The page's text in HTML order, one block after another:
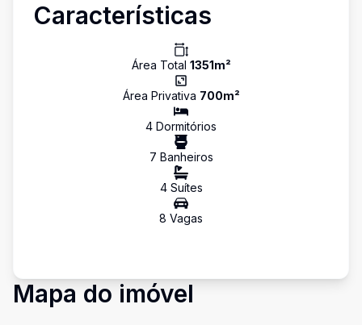
Características
Área Total 1351m²
Área Privativa 700m²
4 Dormitórios
7 Banheiros
4Suítes
8 Vagas
Mapa do imóvel